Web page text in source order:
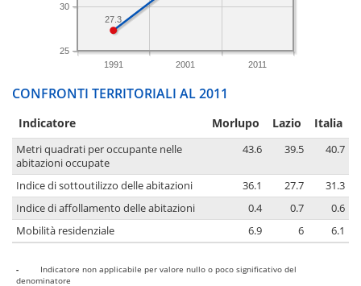
1991 2001 2011
25
30
27.3
CONFRONTI TERRITORIALI AL 2011
Indicatore Morlupo Lazio Italia
Metri quadrati per occupante nelle
abitazioni occupate
43.6 39.5 40.7
Indice di sottoutilizzo delle abitazioni 36.1 27.7
31.3
Indice di affollamento delle abitazioni
0.4 0.7
0.6
Mobilità residenziale
6.9 6 6.1
-
Indicatore non applicabile per valore nullo o poco significativo del
denominatore